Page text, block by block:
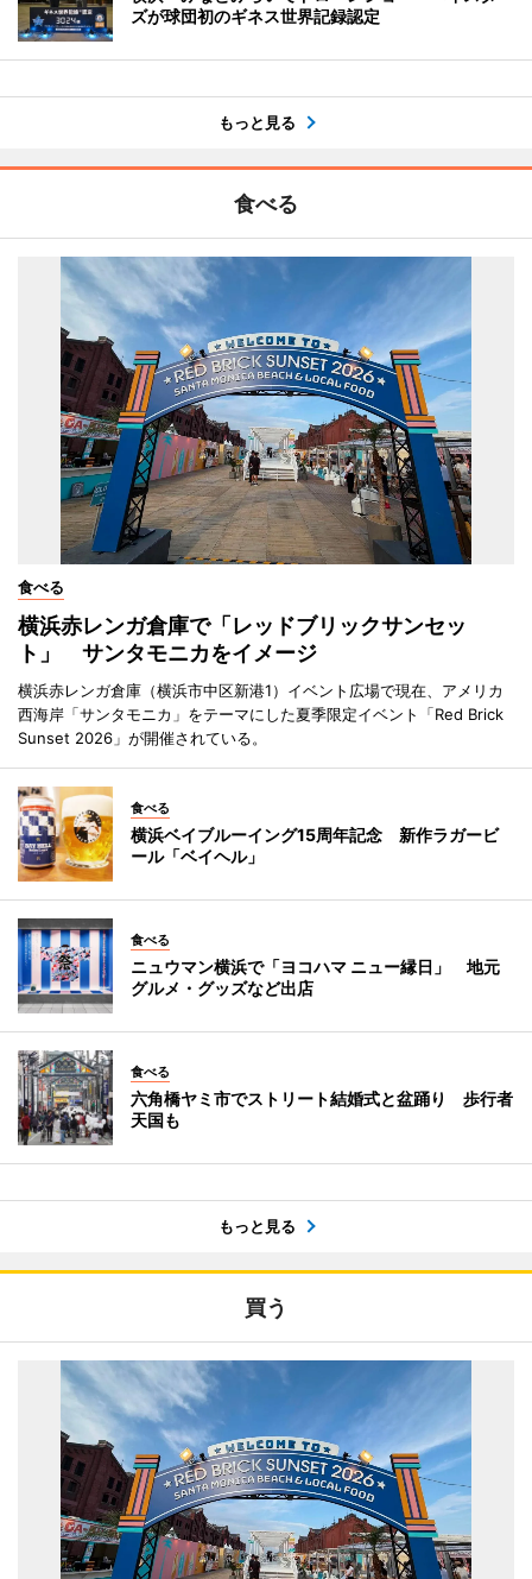
ズが球団初のギネス世界記録認定
もっと見る
食べる
食べる
横浜赤レンガ倉庫で「レッドブリックサンセッ
ト」 サンタモニカをイメージ
横浜赤レンガ倉庫（横浜市中区新港1）イベント広場で現在、アメリカ
西海岸「サンタモニカ」をテーマにした夏季限定イベント「Red Brick
Sunset 2026」が開催されている。
食べる
横浜ベイブルーイング15周年記念 新作ラガービ
ール「ベイヘル」
食べる
ニュウマン横浜で「ヨコハマ ニュー縁日」 地元
グルメ・グッズなど出店
食べる
六角橋ヤミ市でストリート結婚式と盆踊り 歩行者
天国も
もっと見る
買う